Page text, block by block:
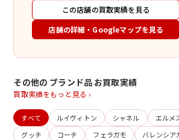
この店舗の買取実績を見る
店舗の詳細・Googleマップを見る
その他の ブランド品 お買取実績
買取実績をもっと見る ›
すべて ルイヴィトン シャネル エルメ
グッチ
コーチ フェラガモ バレンシア